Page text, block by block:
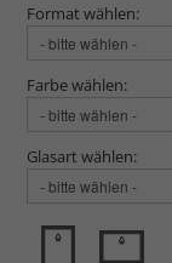
Format wählen:
Farbe wählen:
Glasart wählen: